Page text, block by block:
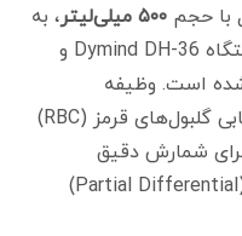
با حجم ۵۰۰ میلی‌لیتر
، به
طور اختصاصی جهت کارکرد در دستگاه Dymind DH-36 و
است. وظیفه
استراتژیک این محلول، حذف انتخابی گلبول‌های قرمز (RBC)
شمارش دقیق
لکوسیت‌ها و انجام تفکیک اولیه (Partial Differential)